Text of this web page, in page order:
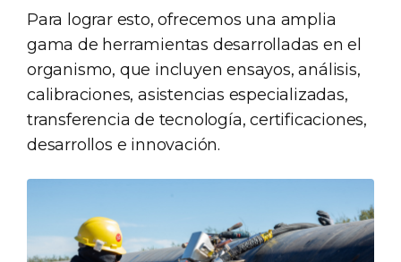
Para lograr esto, ofrecemos una amplia
gama de herramientas desarrolladas en el
organismo, que incluyen ensayos, análisis,
calibraciones, asistencias especializadas,
transferencia de tecnología, certificaciones,
desarrollos e innovación.